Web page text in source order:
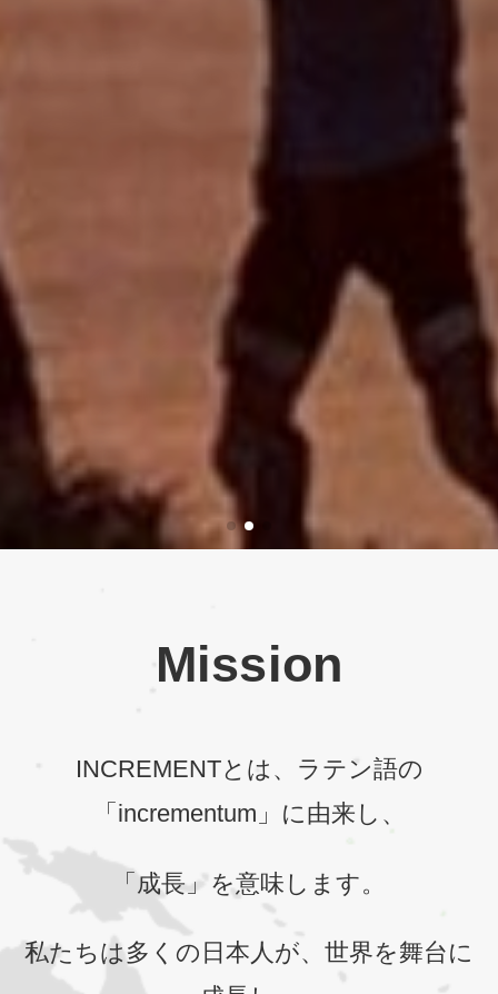
Mission
INCREMENTとは、ラテン語の
「incrementum」に由来し、
「成長」を意味します。
私たちは多くの日本人が、世界を舞台に